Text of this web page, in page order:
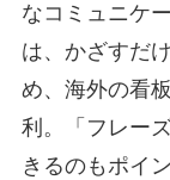
なコミュニケ
は、かざすだ
め、海外の看
利。「フレー
きるのもポイ